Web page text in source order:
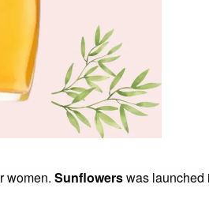
women. Sunflowerswas launched